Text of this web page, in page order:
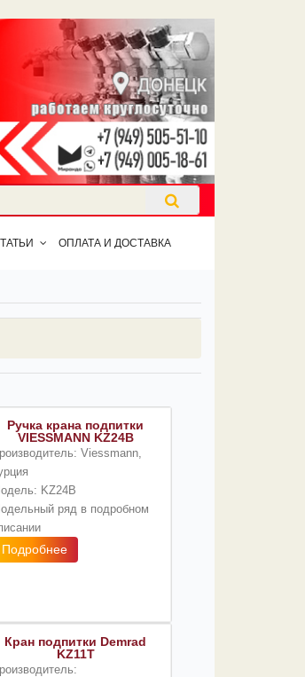
ОПЛАТА И ДОСТАВКА
Ручка крана подпитки
VIESSMANN KZ24B
Viessmann,
KZ24B
ряд в подробном
Подробнее
Кран подпитки Demrad
KZ11T